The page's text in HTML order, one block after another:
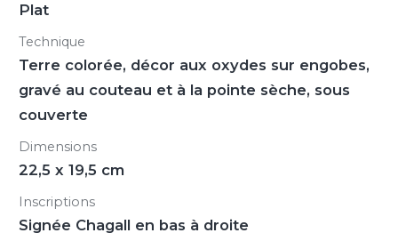
Plat
Technique
Terre colorée, décor aux oxydes sur engobes,
gravé au couteau et à la pointe sèche, sous
couverte
Dimensions
22,5 x 19,5 cm
Inscriptions
Signée Chagall en bas à droite